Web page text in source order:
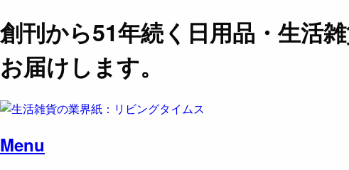
創刊から51年続く日用品・生活
お届けします。
Menu